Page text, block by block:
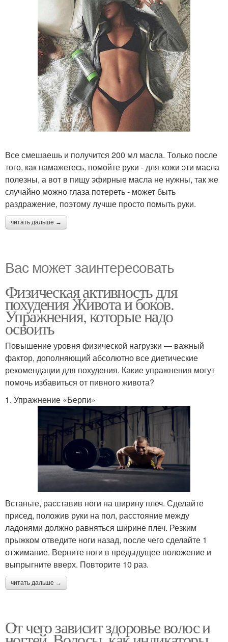
Все смешаешь и получится 200 мл масла. Только после
того, как намажетесь, помойте руки - для кожи эти масла
полезны, а вот в пищу эфирные масла не нужны, так же
случайно можно глаза потереть - может быть
раздражение, поэтому лучше просто помыть руки.
читать дальше →
Вас может заинтересовать
Физическая активность для
похудения Живота и боков.
Упражнения, которые надо
освоить
Повышение уровня физической нагрузки — важный
фактор, дополняющий абсолютно все диетические
рекомендации для похудения. Какие упражнения могут
помочь избавиться от пивного живота?
1. Упражнение «Берпи»
Встаньте, расставив ноги на ширину плеч. Сделайте
присед, положив руки на пол, расстояние между
ладонями должно равняться ширине плеч. Резким
прыжком отведите ноги назад, после чего сделайте 1
отжимание. Верните ноги в предыдущее положение и
выпрыгните вверх. Повторите 10 раз.
читать дальше →
От чего зависит здоровье волос и